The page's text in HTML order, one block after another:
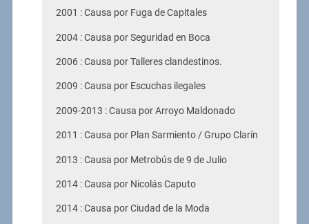
2001 : Causa por Fuga de Capitales
2004 : Causa por Seguridad en Boca
2006 : Causa por Talleres clandestinos.
2009 : Causa por Escuchas ilegales
2009-2013 : Causa por Arroyo Maldonado
2011 : Causa por Plan Sarmiento / Grupo Clarín
2013 : Causa por Metrobús de 9 de Julio
2014 : Causa por Nicolás Caputo
2014 : Causa por Ciudad de la Moda